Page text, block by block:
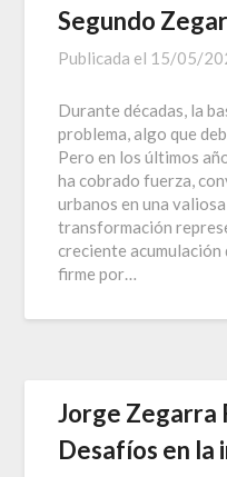
Segundo
Publicada el 15/05/
Durante décadas, la
problema, algo que
Pero en los últimos
ha cobrado fuerza,
urbanos en una
transformación
creciente acumulación
firme por…
Jorge Zegarra
Desafíos en la